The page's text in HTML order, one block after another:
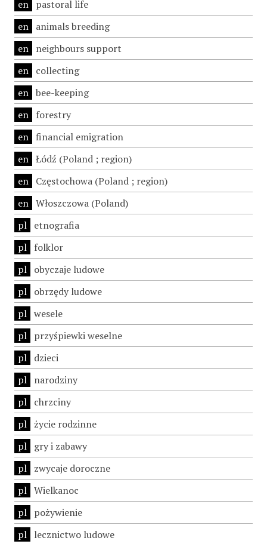
en pastoral life
en animals breeding
en neighbours support
en collecting
en bee-keeping
en forestry
en financial emigration
en Łódź (Poland ; region)
en Częstochowa (Poland ; region)
en Włoszczowa (Poland)
pl etnografia
pl folklor
pl obyczaje ludowe
pl obrzędy ludowe
pl wesele
pl przyśpiewki weselne
pl dzieci
pl narodziny
pl chrzciny
pl życie rodzinne
pl gry i zabawy
pl zwycaje doroczne
pl Wielkanoc
pl pożywienie
pl lecznictwo ludowe